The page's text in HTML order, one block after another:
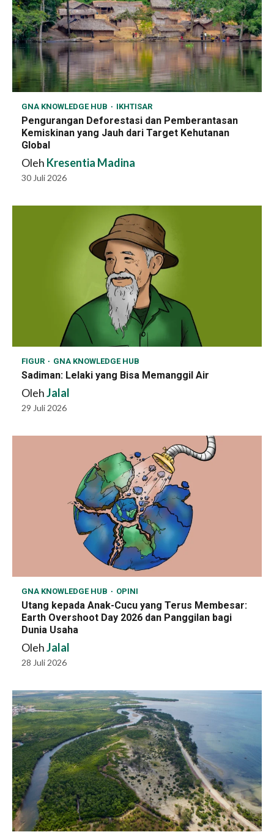
GNA KNOWLEDGE HUB IKHTISAR
Pengurangan Deforestasi dan Pemberantasan
Kemiskinan yang Jauh dari Target Kehutanan
Global
Oleh Kresentia Madina
30 Juli 2026
FIGUR GNA KNOWLEDGE HUB
Sadiman: Lelaki yang Bisa Memanggil Air
OlehJalal
29 Juli 2026
GNA KNOWLEDGE HUB OPINI
Utang kepada Anak-Cucu yang Terus Membesar:
Earth Overshoot Day 2026 dan Panggilan bagi
Dunia Usaha
OlehJalal
28 Juli 2026